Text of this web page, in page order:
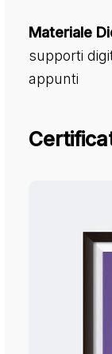
Materiale
supporti
appunti